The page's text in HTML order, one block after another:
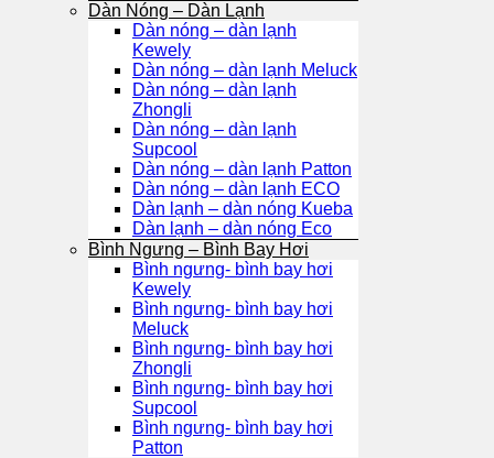
Dàn Nóng – Dàn Lạnh
Dàn nóng – dàn lạnh
Kewely
Dàn nóng – dàn lạnh Meluck
Dàn nóng – dàn lạnh
Zhongli
Dàn nóng – dàn lạnh
Supcool
Dàn nóng – dàn lạnh Patton
Dàn nóng – dàn lạnh ECO
Dàn lạnh – dàn nóng Kueba
Dàn lạnh – dàn nóng Eco
Bình Ngưng – Bình Bay Hơi
Bình ngưng- bình bay hơi
Kewely
Bình ngưng- bình bay hơi
Meluck
Bình ngưng- bình bay hơi
Zhongli
Bình ngưng- bình bay hơi
Supcool
Bình ngưng- bình bay hơi
Patton